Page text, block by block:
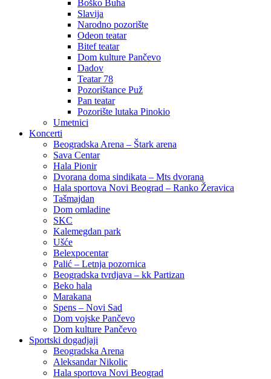
Boško Buha
Slavija
Narodno pozorište
Odeon teatar
Bitef teatar
Dom kulture Pančevo
Dadov
Teatar 78
Pozorištance Puž
Pan teatar
Pozorište lutaka Pinokio
Umetnici
Koncerti
Beogradska Arena – Štark arena
Sava Centar
Hala Pionir
Dvorana doma sindikata – Mts dvorana
Hala sportova Novi Beograd – Ranko Žeravica
Tašmajdan
Dom omladine
SKC
Kalemegdan park
Ušće
Belexpocentar
Palić – Letnja pozornica
Beogradska tvrdjava – kk Partizan
Beko hala
Marakana
Spens – Novi Sad
Dom vojske Pančevo
Dom kulture Pančevo
Sportski dogadjaji
Beogradska Arena
Aleksandar Nikolic
Hala sportova Novi Beograd